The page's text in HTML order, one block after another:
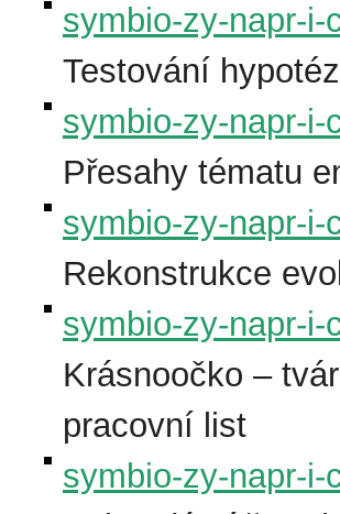
symbio-zy-napr-i-
Testování
symbio-zy-napr-
Přesahy tématu
symbio-zy-napr-
Rekonstrukce
symbio-zy-napr-
Krásnoočko –
pracovní list
symbio-zy-napr-